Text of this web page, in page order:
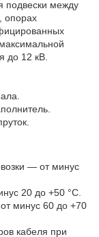
подвески между
опорах
до 12 кВ.
— от минус
20 до +50 °С.
минус 60 до +70
кабеля при